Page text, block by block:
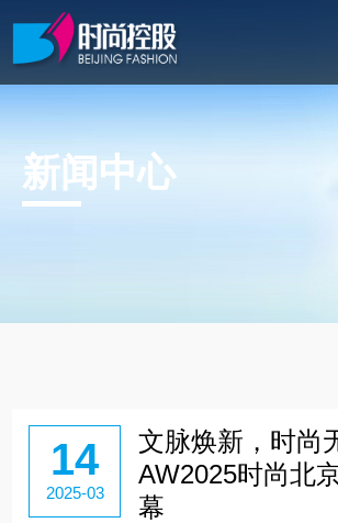
新闻中心
14
2025-03
文脉焕新，时
AW2025时尚北
幕